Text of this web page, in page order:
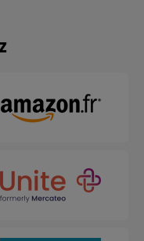
tous les
(Unique Direction
fluide et sans
l'éclat des
offrent une
robustes offrent
saleté, les